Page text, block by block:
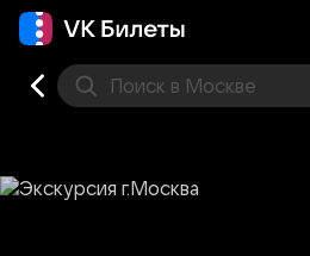
Поиск в Москве